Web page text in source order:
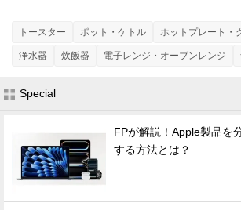
トースター ポット・ケトル ホットプレート・
浄水器 炊飯器 電子レンジ・オーブンレンジ
Special
FPが解説！Apple製品を
する方法とは？